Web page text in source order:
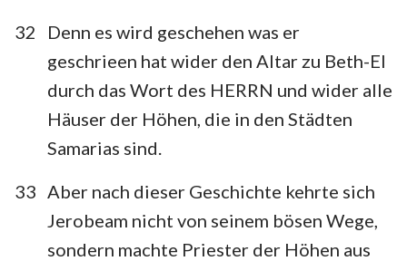
32
Denn es wird geschehen was er
geschrieen hat wider den Altar zu Beth-El
durch das Wort des HERRN und wider alle
Häuser der Höhen, die in den Städten
Samarias sind.
33 Aber nach dieser Geschichte kehrte sich
Jerobeam nicht von seinem bösen Wege,
sondern machte Priester der Höhen aus